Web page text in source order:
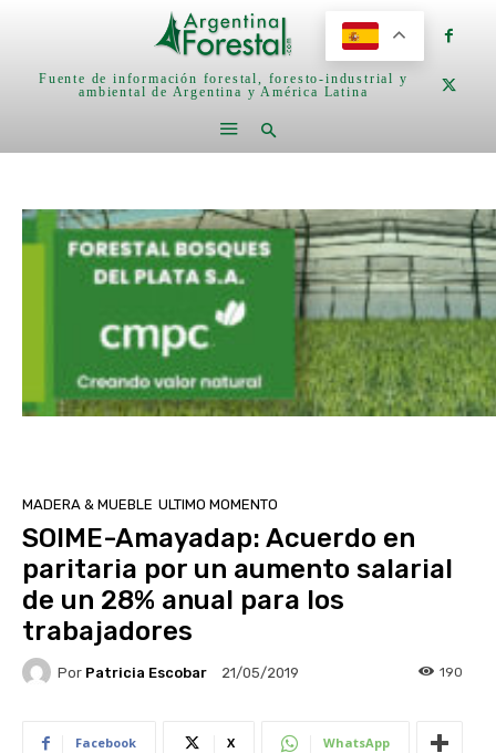
Fuente de información forestal, foresto-industrial y
ambiental de Argentina y América Latina
MADERA & MUEBLE ULTIMO MOMENTO
SOIME-Amayadap: Acuerdo en
paritaria por un aumento salarial
de un 28% anual para los
trabajadores
Por Patricia Escobar 21/05/2019 190
Facebook X WhatsApp